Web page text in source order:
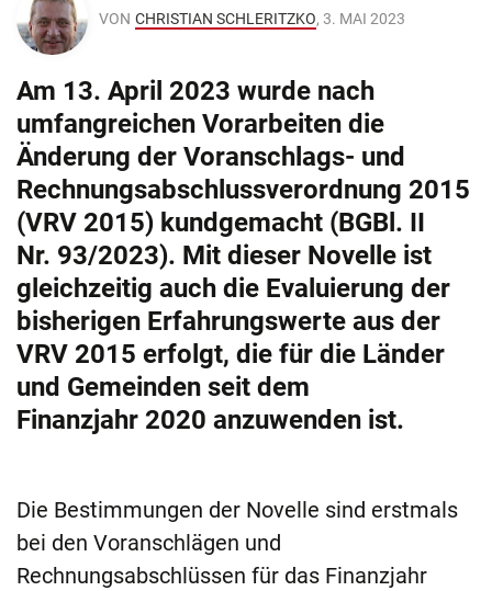
VON CHRISTIAN SCHLERITZKO, 3. MAI 2023
Am 13. April 2023 wurde nach
umfangreichen Vorarbeiten die
Änderung der Voranschlags- und
Rechnungsabschlussverordnung 2015
(VRV 2015) kundgemacht (BGBl. II
Nr. 93/2023). Mit dieser Novelle ist
gleichzeitig auch die Evaluierung der
bisherigen Erfahrungswerte aus der
VRV 2015 erfolgt, die für die Länder
und Gemeinden seit dem
Finanzjahr 2020 anzuwenden ist.
Die Bestimmungen der Novelle sind erstmals
bei den Voranschlägen und
Rechnungsabschlüssen für das Finanzjahr